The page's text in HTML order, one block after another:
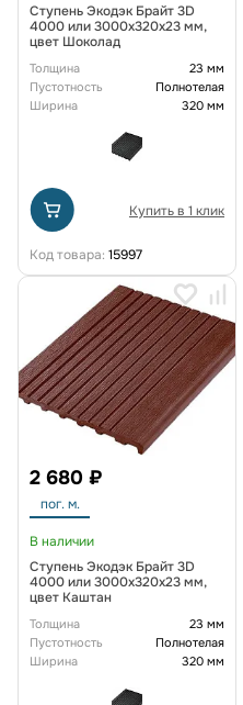
Ступень Экодэк Брайт 3D
4000 или 3000x320x23 мм,
цвет Шоколад
Толщина
23 мм
Пустотность
Полнотелая
Ширина
320 мм
Купить в 1 клик
Код товара: 15997
2 680 ₽
пог. м.
В наличии
Ступень Экодэк Брайт 3D
4000 или 3000x320x23 мм,
цвет Каштан
Толщина
23 мм
Пустотность
Полнотелая
Ширина
320 мм